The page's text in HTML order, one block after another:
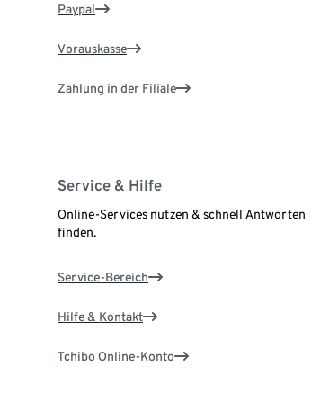
Paypal
Vorauskasse
Zahlung in der Filiale
Service & Hilfe
Online-Services nutzen & schnell Antworten
finden.
Service-Bereich
Hilfe & Kontakt
Tchibo Online-Konto